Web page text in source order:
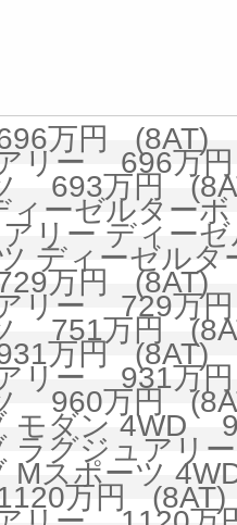
万円 (8AT)
リー 696万
693万円
ィーゼルター
アリー ディー
ディーゼル
万円 (8AT)
リー 729万
751万円
万円 (8AT)
リー 931万
960万円
モダン 4WD
ラグジュア
Mスポーツ
万円 (8AT)